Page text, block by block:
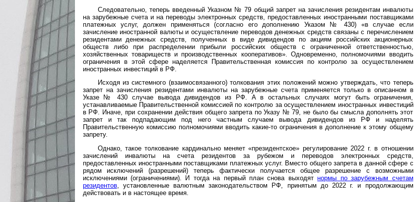
Следовательно, теперь введенный Указном № 79 общий запрет на зачисления резидентам инвалюты
на зарубежные счета и на переводы электронных средств, предоставленных иностранными поставщиками
платежных услуг, должен применяться (согласно его дополнению Указом № 430) «в случае если
зачисление иностранной валюты и осуществление переводов денежных средств связаны с перечислением
резидентами денежных средств, полученных в виде дивидендов по акциям российских акционерных
обществ либо при распределении прибыли российских обществ с ограниченной ответственностью,
хозяйственных товариществ и производственных кооперативов». Одновременно, полномочиями вводить
ограничения в этой сфере наделяется Правительственная комиссия по контролю за осуществлением
иностранных инвестиций в РФ.
Исходя из системного (взаимосвязанного) толкования этих положений можно утверждать, что теперь
запрет на зачисления резидентами инвалюты на зарубежные счета применяется только в описанном в
Указе № 430 случае вывода дивидендов из РФ. А в остальных случаях могут быть ограничения,
устанавливаемые Правительственной комиссией по контролю за осуществлением иностранных инвестиций
в РФ. Иначе, при сохранении действия общего запрета по Указу № 79, не было бы смысла дополнять этот
запрет и так подпадающим под него частным случаем вывода дивидендов из РФ и наделять
Правительственную комиссию полномочиями вводить какие-то ограничения в дополнение к этому общему
запрету.
Однако, такое толкование кардинально меняет «президентское» регулирование 2022 г. в отношении
зачислений инвалюты на счета резидентов за рубежом и переводов электронных средств,
предоставленных иностранными поставщиками платежных услуг. Вместо общего запрета в данной сфере с
рядом исключений (разрешений) теперь фактически получается общее разрешение с возможными
исключениями (ог­ра­ни­че­ни­я­ми). И тогда на первый план снова выходятнормы по зарубежным счетам
резидентов, уста­нов­лен­ные ва­лют­ным законодательством РФ, принятым до 2022 г. и продолжающим
действовать и в настоящее время.